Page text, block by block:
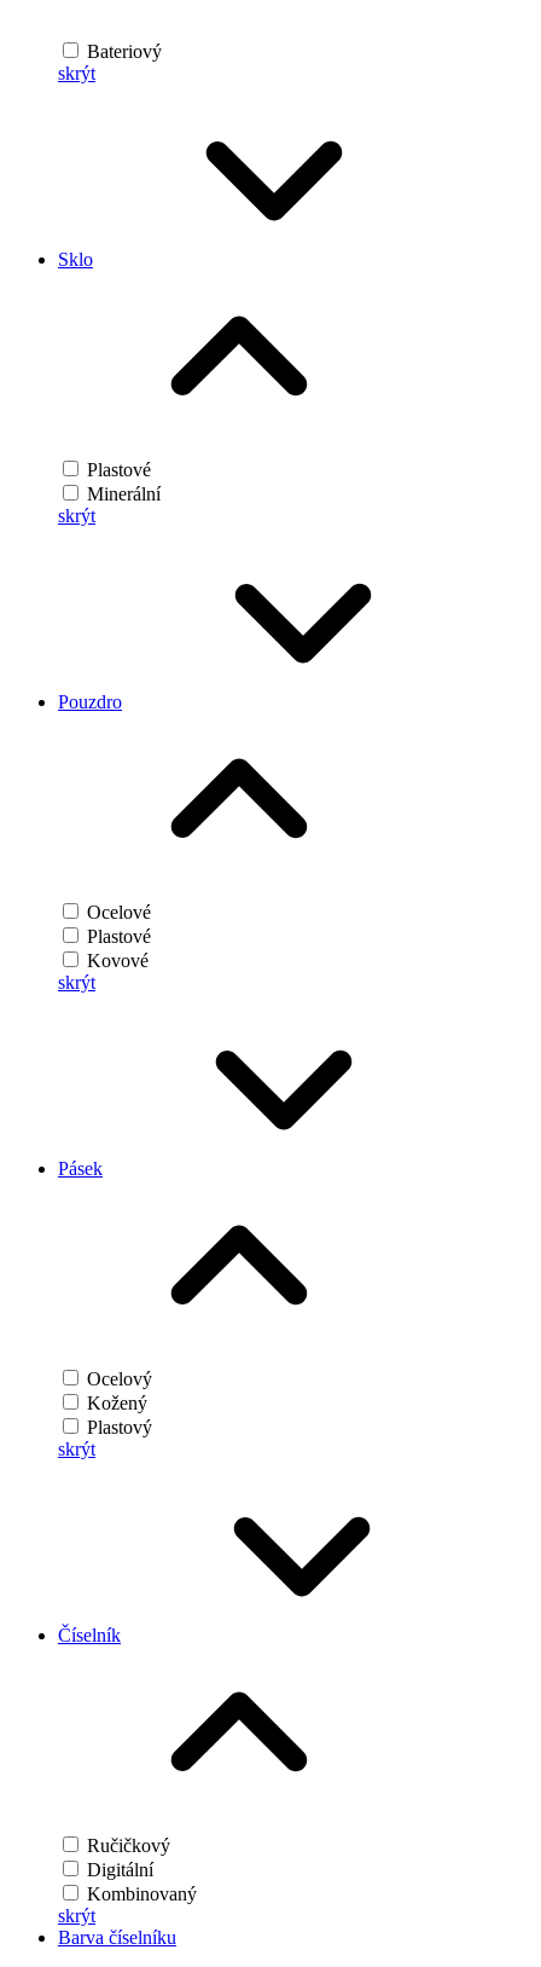
Bateriový
skrýt
Sklo
Plastové
Minerální
skrýt
Pouzdro
Ocelové
Plastové
Kovové
skrýt
Pásek
Ocelový
Kožený
Plastový
skrýt
Číselník
Ručičkový
Digitální
Kombinovaný
skrýt
Barva číselníku